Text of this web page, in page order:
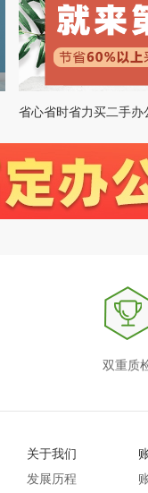
省心省时省力买二手
双重质
关于我们
发展历程